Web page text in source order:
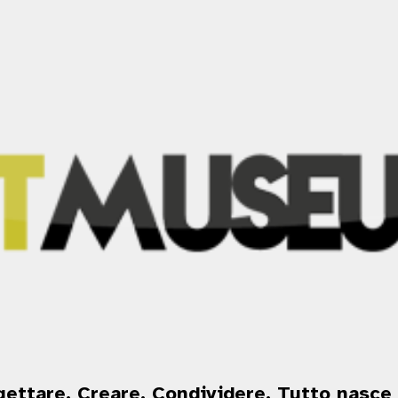
Creare. Condividere. Tutto nasce